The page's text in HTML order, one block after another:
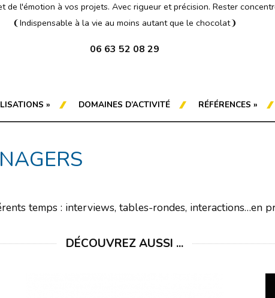
de l'émotion à vos projets. Avec rigueur et précision. Rester
❨Indispensable à la vie au moins autant que le chocolat❩
06 63 52 08 29
» DOMAINES D’ACTIVITÉ RÉFÉRENCES »
temps : interviews, tables-rondes, interactions…en
DÉCOUVREZ AUSSI ...